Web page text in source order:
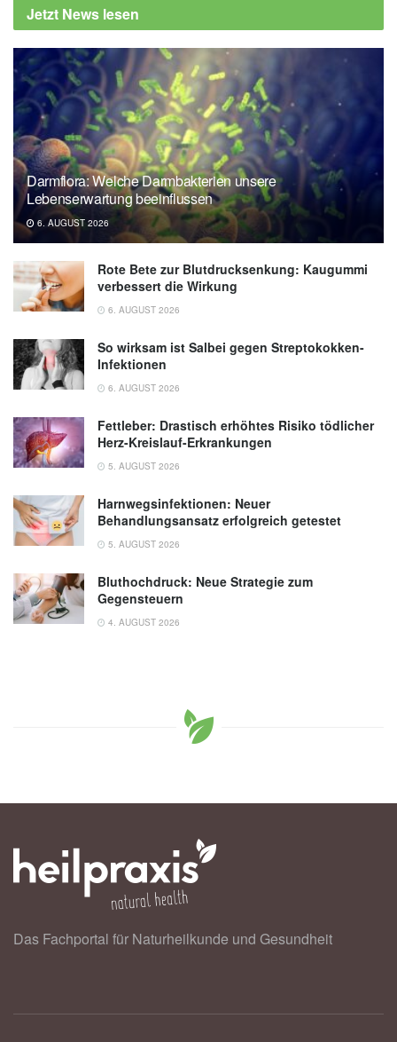
Jetzt News lesen
Darmflora: Welche Darmbakterien unsere
Lebenserwartung beeinflussen
6. AUGUST 2026
Rote Bete zur Blutdrucksenkung: Kaugummi
verbessert die Wirkung
6. AUGUST 2026
So wirksam ist Salbei gegen Streptokokken-
Infektionen
6. AUGUST 2026
Fettleber: Drastisch erhöhtes Risiko tödlicher
Herz-Kreislauf-Erkrankungen
5. AUGUST 2026
Harnwegsinfektionen: Neuer
Behandlungsansatz erfolgreich getestet
5. AUGUST 2026
Bluthochdruck: Neue Strategie zum
Gegensteuern
4. AUGUST 2026
Das Fachportal für Naturheilkunde und Gesundheit